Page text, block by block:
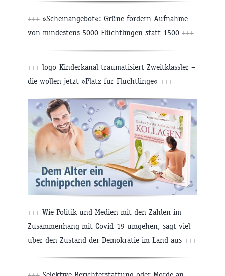
+++ »Scheinangebot«: Grüne fordern Aufnahme
von mindestens 5000 Flüchtlingen statt 1500 +++
+++ logo-Kinderkanal traumatisiert Zweitklässler –
die wollen jetzt »Platz für Flüchtlinge« +++
+++ Wie Politik und Medien mit den Zahlen im
Zusammenhang mit Covid-19 umgehen, sagt viel
über den Zustand der Demokratie im Land aus +++